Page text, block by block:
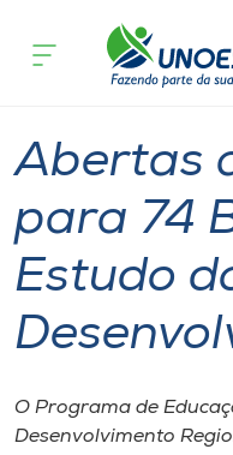
Cursos
Atendimento ao
Portal de Ensino
A
acontece
Abertas
para 74
Estudo
O Programa de
Desenvolvimento